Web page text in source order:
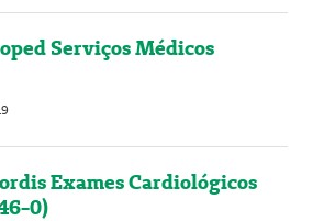
Serviços Médicos
Exames Cardiológicos
0)